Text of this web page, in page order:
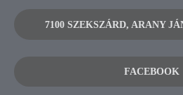
7100 SZEKSZÁRD, ARANY
FACEBOOK